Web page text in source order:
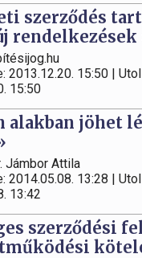
szerződés
rendelkezések
2013.12.20. 15:50 |
15:50
alakban jöhet
Jámbor Attila
2014.05.08. 13:28 |
13:42
szerződési